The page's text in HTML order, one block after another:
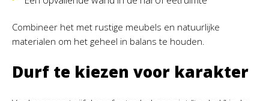
Combineer het met rustige meubels en natuurlijke
materialen om het geheel in balans te houden.
Durf te kiezen voor karakter